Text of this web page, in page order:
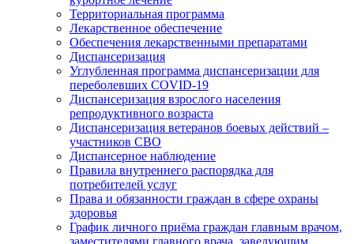
Территориальная программа
Лекарственное обеспечение
Обеспечения лекарственными препаратами
Диспансеризация
Углубленная программа диспансеризации для
переболевших COVID-19
Диспансеризация взрослого населения
репродуктивного возраста
Диспансеризация ветеранов боевых действий –
участников СВО
Диспансерное наблюдение
Правила внутреннего распорядка для
потребителей услуг
Права и обязанности граждан в сфере охраны
здоровья
График личного приёма граждан главным врачом,
заместителями главного врача, заведующим